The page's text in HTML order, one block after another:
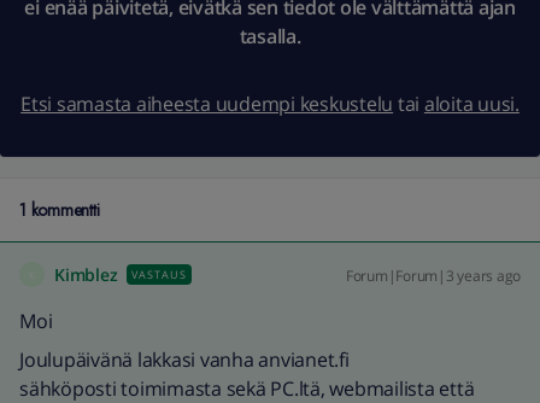
ei enää päivitetä, eivätkä sen tiedot ole välttämättä ajan
tasalla.
Etsi samasta aiheesta uudempi keskustelu tai aloita uusi.
1 kommentti
Kimblez VASTAUS Forum|Forum|3 years ago
Moi
Joulupäivänä lakkasi vanha anvianet.fi
sähköposti toimimasta sekä PC.ltä, webmailista että